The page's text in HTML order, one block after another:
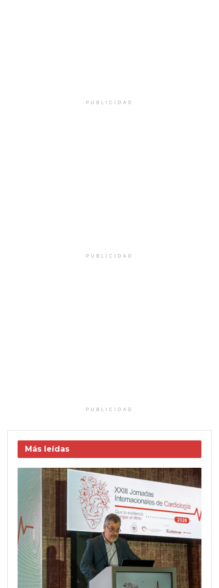
PUBLICIDAD
PUBLICIDAD
PUBLICIDAD
Más leídas